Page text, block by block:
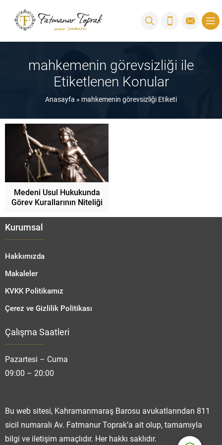
mahkemenin görevsizliği ile
Etiketlenen Konular
Anasayfa » mahkemenin görevsizliği Etiketi
Medeni Usul Hukukunda
Görev Kurallarının Niteliği
Kurumsal
Hakkımızda
Makaleler
KVKK Politikamız
Çerez ve Gizlilik Politikası
Çalışma Saatleri
Pazartesi – Cuma
09:00 – 20:00
Bu web sitesi, Kahramanmaraş Barosu avukatlarından 811
sicil numaralı Av. Fatmanur Toprak’a ait olup, tamamıyla
bilgi ve iletişim amaçlıdır. Her hakkı saklıdır.
Cevap Yaz